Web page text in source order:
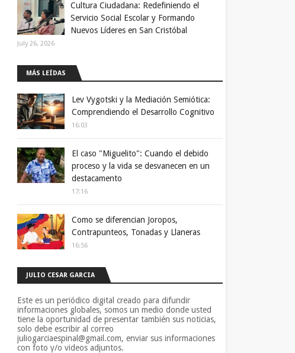
Cultura Ciudadana: Redefiniendo el
Servicio Social Escolar y Formando
Nuevos Líderes en San Cristóbal
July 26, 2026
MÁS LEÍDAS
Lev Vygotski y la Mediación Semiótica:
Comprendiendo el Desarrollo Cognitivo
16:03
El caso "Miguelito": Cuando el debido
proceso y la vida se desvanecen en un
destacamento
17:16
Como se diferencian Joropos,
Contrapunteos, Tonadas y Llaneras
16:56
JULIO CESAR GARCIA
Este es un periódico digital creado para difundir
informaciones globales, somos un medio donde usted
tiene la oportunidad de presentar también sus noticias,
solo debe escribir al correo
juliogarciaespinal@gmail.com, enviar sus informaciones
con foto y/o videos adjuntos.